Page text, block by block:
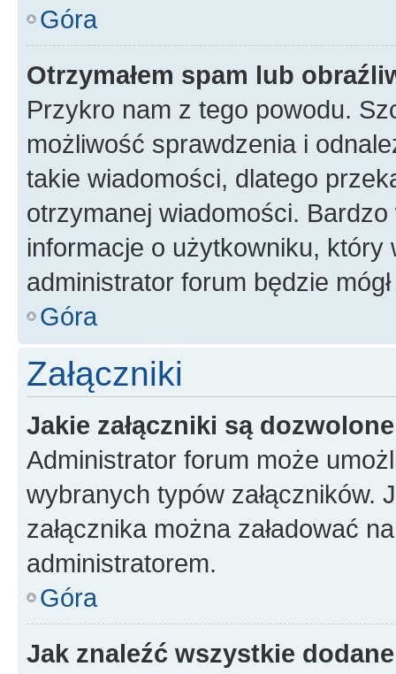
Góra
Otrzymałem spam lub
Przykro nam z tego powodu.
możliwość sprawdzenia i
takie wiadomości, dlatego
otrzymanej wiadomości.
informacje o użytkowniku, który
administrator forum będzie
Góra
Załączniki
Jakie załączniki są
Administrator forum może
wybranych typów załączników.
załącznika można załadować
administratorem.
Góra
Jak znaleźć wszystkie